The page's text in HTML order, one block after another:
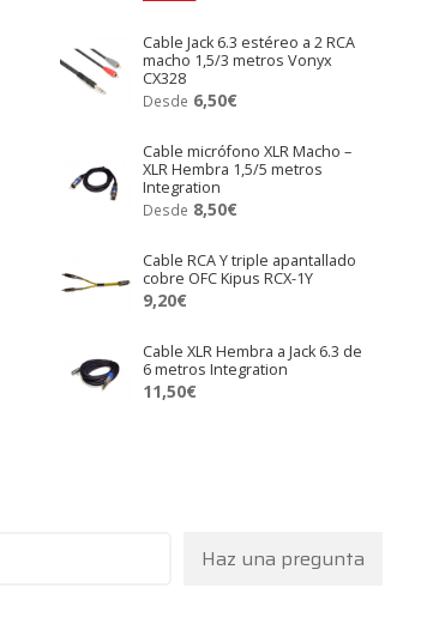
Cable Jack 6.3 estéreo a 2 RCA
macho 1,5/3 metros Vonyx
CX328
Desde 6,50€
Cable micrófono XLR Macho –
XLR Hembra 1,5/5 metros
Integration
Desde 8,50€
Cable RCA Y triple apantallado
cobre OFC Kipus RCX-1Y
9,20€
Cable XLR Hembra a Jack 6.3 de
6 metros Integration
11,50€
Haz una pregunta